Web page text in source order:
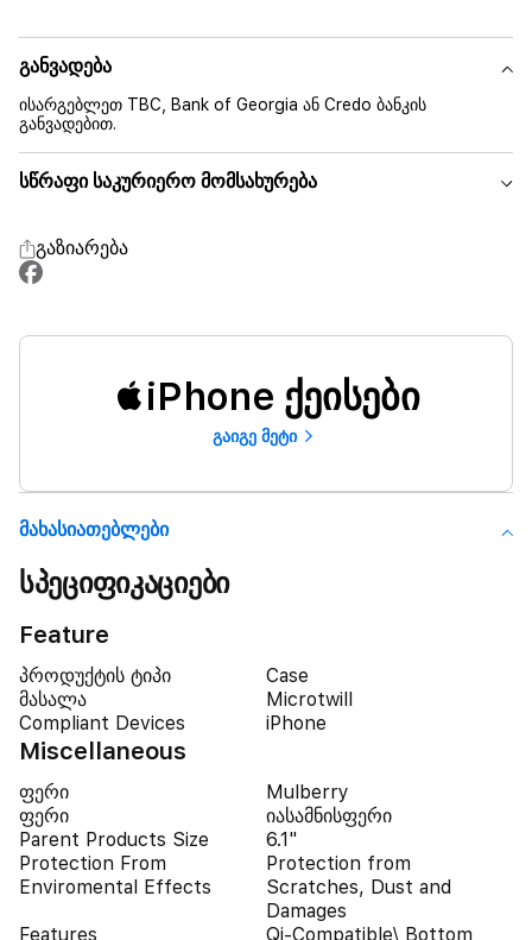
განვადება
ისარგებლეთ TBC, Bank of Georgia ან Credo ბანკის
განვადებით.
სწრაფი საკურიერო მომსახურება
გაზიარება
iPhone ქეისები
გაიგე მეტი
Მახასიათებლები
სპეციფიკაციები
Feature
პროდუქტის ტიპი
Case
მასალა
Microtwill
Compliant Devices
iPhone
Miscellaneous
ფერი
Mulberry
ფერი
იასამნისფერი
Parent Products Size
6.1"
Protection From
Enviromental Effects
Protection from
Scratches, Dust and
Damages
Features
Qi-Compatible\ Bottom